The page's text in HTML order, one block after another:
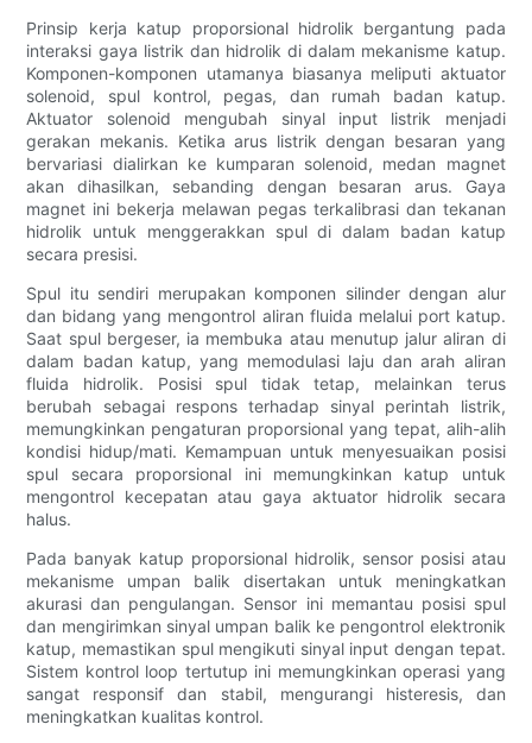
Prinsip kerja katup proporsional hidrolik bergantung pada
interaksi gaya listrik dan hidrolik di dalam mekanisme katup.
Komponen-komponen utamanya biasanya meliputi aktuator
solenoid, spul kontrol, pegas, dan rumah badan katup.
Aktuator solenoid mengubah sinyal input listrik menjadi
gerakan mekanis. Ketika arus listrik dengan besaran yang
bervariasi dialirkan ke kumparan solenoid, medan magnet
akan dihasilkan, sebanding dengan besaran arus. Gaya
magnet ini bekerja melawan pegas terkalibrasi dan tekanan
hidrolik untuk menggerakkan spul di dalam badan katup
secara presisi.
Spul itu sendiri merupakan komponen silinder dengan alur
dan bidang yang mengontrol aliran fluida melalui port katup.
Saat spul bergeser, ia membuka atau menutup jalur aliran di
dalam badan katup, yang memodulasi laju dan arah aliran
fluida hidrolik. Posisi spul tidak tetap, melainkan terus
berubah sebagai respons terhadap sinyal perintah listrik,
memungkinkan pengaturan proporsional yang tepat, alih-alih
kondisi hidup/mati. Kemampuan untuk menyesuaikan posisi
spul secara proporsional ini memungkinkan katup untuk
mengontrol kecepatan atau gaya aktuator hidrolik secara
halus.
Pada banyak katup proporsional hidrolik, sensor posisi atau
mekanisme umpan balik disertakan untuk meningkatkan
akurasi dan pengulangan. Sensor ini memantau posisi spul
dan mengirimkan sinyal umpan balik ke pengontrol elektronik
katup, memastikan spul mengikuti sinyal input dengan tepat.
Sistem kontrol loop tertutup ini memungkinkan operasi yang
sangat responsif dan stabil, mengurangi histeresis, dan
meningkatkan kualitas kontrol.